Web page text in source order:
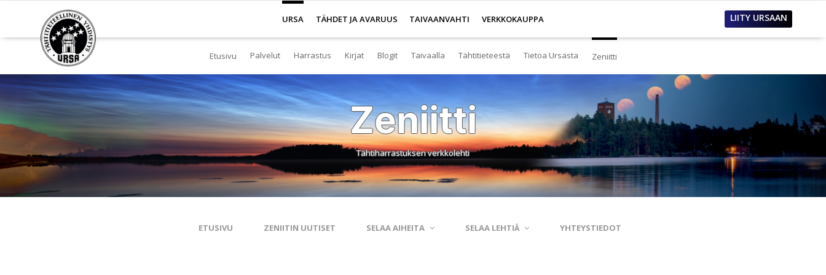
URSA TÄHDET JA AVARUUS TAIVAANVAHTI VERKKOKAUPPA LIITY URSAAN
Etusivu
Jäsenyys
Yleistä Ursan palveluista
Toimisto
Kirjasto
Planetaario
Palvelut
Yleistä harrastuksesta
Nuorisotoiminta
Tähtitornit
Harrastusryhmät
Harrastusjulkaisut
Harrastus
Kaukoputkikauppa
Kirjat
Tuoreimmat
Kosmokseen kirjoitettua
Terveisiä kiertoradalta
Kraatterin reunalta
Eksoplaneetta hukassa
Blogit
Tähtitaivas
Tähtikartta
Tähtikartta classic
Havaintopaikat
Taivaan havaitseminen
Taivaalla
Usein kysyttyä
Aurinkokuntamalli
Aurinkokelloveistos
Tietokantoja ja sanastoja
Tähtitieteestä
Yleistä Ursasta
Hallinto
Talous
Avoimet työpaikat
Esitteet ja raportit
Tietoa Ursasta Zeniitti
Zeniitti
Tähtiharrastuksen verkkolehti
ETUSIVU ZENIITIN UUTISET SELAA AIHEITA SELAA LEHTIÄ YHTEYSTIEDOT